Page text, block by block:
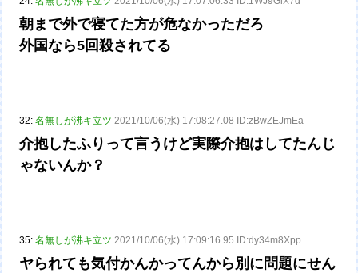
朝まで外で寝てた方が危なかっただろ
外国なら5回殺されてる
32:名無しが沸キ立ツ 2021/10/06(水) 17:08:27.08 ID:zBwZEJmEa
介抱したふりって言うけど実際介抱はしてたんじ
ゃないんか？
35:名無しが沸キ立ツ 2021/10/06(水) 17:09:16.95 ID:dy34m8Xpp
ヤられても気付かんかってんから別に問題にせん